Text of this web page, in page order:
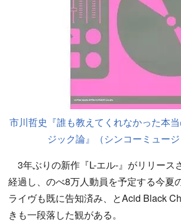
市川哲史『誰も教えてくれなかった本
ジック論』（シンコーミュージ
3年ぶりの新作『L-エル-』がリリース
経過し、のべ8万人動員を予定する今夏
ライヴも既に告知済み、とAcid Black
きも一段落した観がある。